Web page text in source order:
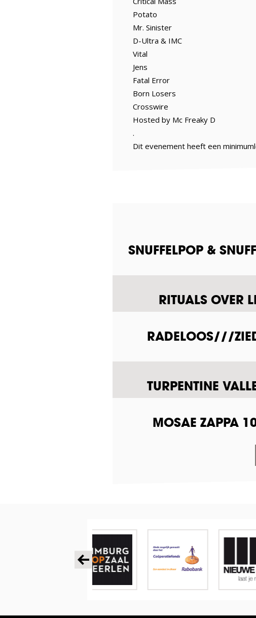
Potato
Mr. Sinister
D-Ultra & IMC
Vital
Jens
Fatal Error
Born Losers
Crosswire
Hosted by Mc Freaky D
.
Dit evenement heeft een
SNUFFELPOP &
RITUALS OVER
RADELOOS///
TURPENTINE
MOSAE ZAPPA